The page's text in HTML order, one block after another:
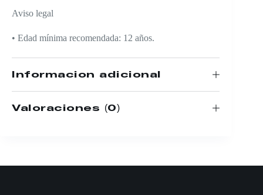
Aviso legal
• Edad mínima recomendada: 12 años.
Información adicional
Valoraciones (0)